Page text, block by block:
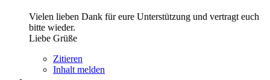
Vielen lieben Dank für eure Unterstützung und vertragt euch
bitte wieder.
Liebe Grüße
Zitieren
Inhalt melden